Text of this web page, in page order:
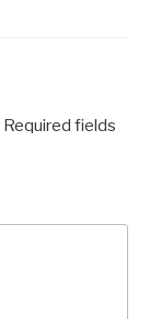
Required fields